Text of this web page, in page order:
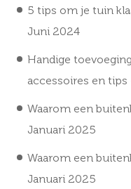
5 tips om je tuin
Juni 2024
Handige
accessoires en tips
Waarom een
Januari 2025
Waarom een
Januari 2025